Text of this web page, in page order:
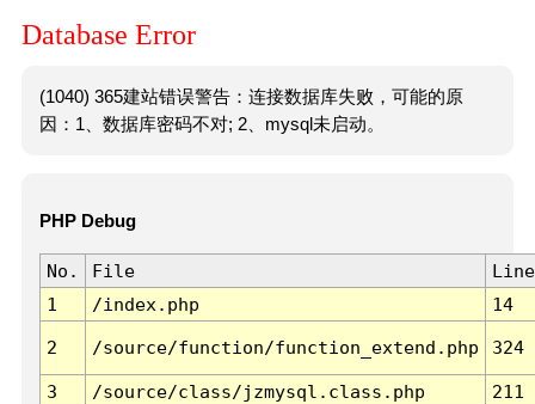
Database Error
(1040) 365建站错误警告：连接数据库失败，可能的原
因：1、数据库密码不对; 2、mysql未启动。
PHP Debug
No. File
Line
1
/index.php 14
2 /source/function/function_extend.php 324
3 /source/class/jzmysql.class.php
211